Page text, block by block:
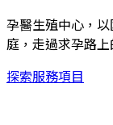
孕醫生殖中心，
庭，走過求孕路上
探索服務項目